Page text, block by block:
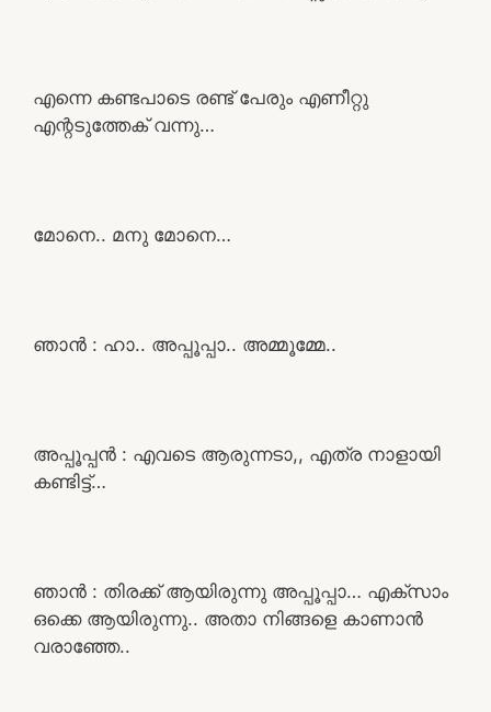
എന്നെ കണ്ടപാടെ രണ്ട് പേരും എണീറ്റു
എന്റടുത്തേക് വന്നു…
മോനെ.. മനു മോനെ…
ഞാൻ : ഹാ.. അപ്പൂപ്പാ.. അമ്മൂമ്മേ..
അപ്പൂപ്പൻ : എവടെ ആരുന്നടാ,, എത്ര നാളായി
കണ്ടിട്ട്…
ഞാൻ : തിരക്ക് ആയിരുന്നു അപ്പൂപ്പാ… എക്സാം
ഒക്കെ ആയിരുന്നു.. അതാ നിങ്ങളെ കാണാൻ
വരാഞ്ഞേ..